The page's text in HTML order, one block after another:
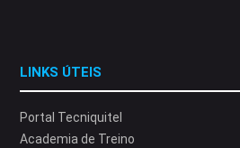
LINKS ÚTEIS
Portal Tecniquitel
Academia de Treino